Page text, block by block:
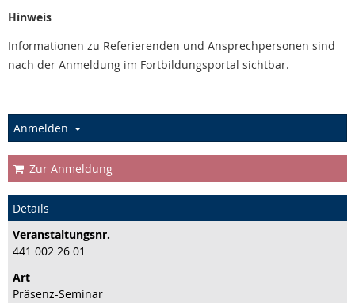
Hinweis
Informationen zu Referierenden und Ansprechpersonen sind
nach der Anmeldung im Fortbildungsportal sichtbar.
Anmelden
Zur Anmeldung
Details
Veranstaltungs­nr.
441 002 26 01
Art
Präsenz-Seminar